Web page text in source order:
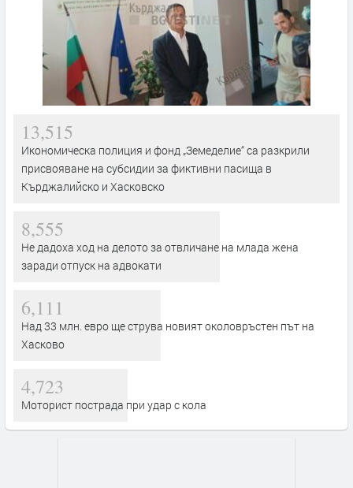
13,515
Икономическа полиция и фонд „Земеделие“ са разкрили
присвояване на субсидии за фиктивни пасища в
Кърджалийско и Хасковско
8,555
Не дадоха ход на делото за отвличане на млада жена
заради отпуск на адвокати
6,111
Над 33 млн. евро ще струва новият околовръстен път на
Хасково
4,723
Моторист пострада при удар с кола